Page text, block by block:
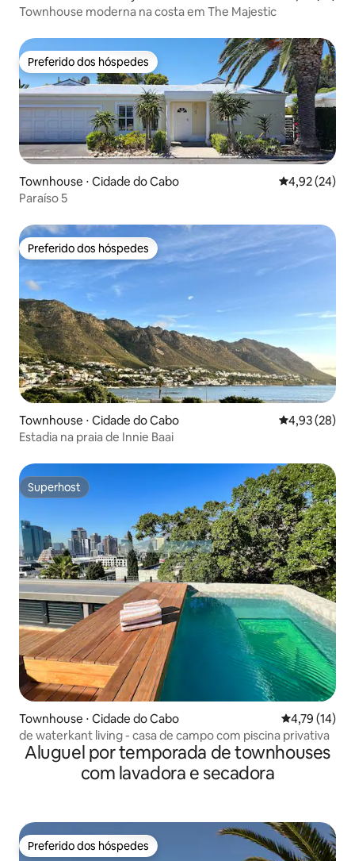
Townhouse moderna na costa em The Majestic
Preferido dos hóspedes
Preferido dos hóspedes
Townhouse ⋅ Cidade do Cabo 4,92 de uma
4,92 (24)
Paraíso 5
Preferido dos hóspedes
Preferido dos hóspedes
Townhouse ⋅ Cidade do Cabo 4,93 de uma
4,93 (28)
Estadia na praia de Innie Baai
Superhost
Superhost
Townhouse ⋅ Cidade do Cabo 4,79 de uma
4,79 (14)
de waterkant living - casa de campo com piscina privativa
Aluguel por temporada de townhouses
com lavadora e secadora
Preferido dos hóspedes
Preferido dos hóspedes